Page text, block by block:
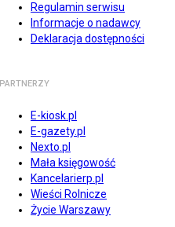
Regulamin serwisu
Informacje o nadawcy
Deklaracja dostępności
PARTNERZY
E-kiosk.pl
E-gazety.pl
Nexto.pl
Mała księgowość
Kancelarierp.pl
Wieści Rolnicze
Życie Warszawy